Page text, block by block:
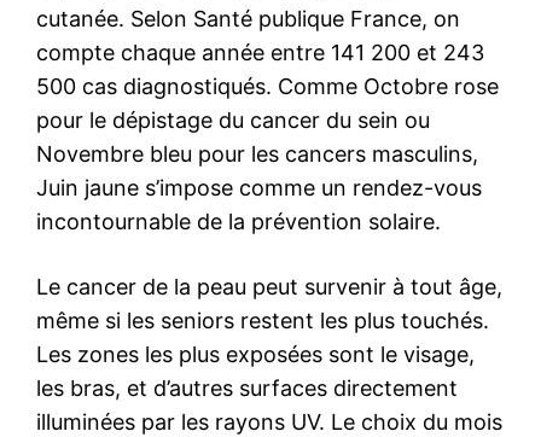
cutanée. Selon Santé publique France, on
compte chaque année entre 141 200 et 243
500 cas diagnostiqués. Comme Octobre rose
pour le dépistage du cancer du sein ou
Novembre bleu pour les cancers masculins,
Juin jaune s’impose comme un rendez-vous
incontournable de la prévention solaire.
Le cancer de la peau peut survenir à tout âge,
même si les seniors restent les plus touchés.
Les zones les plus exposées sont le visage,
les bras, et d’autres surfaces directement
illuminées par les rayons UV. Le choix du mois